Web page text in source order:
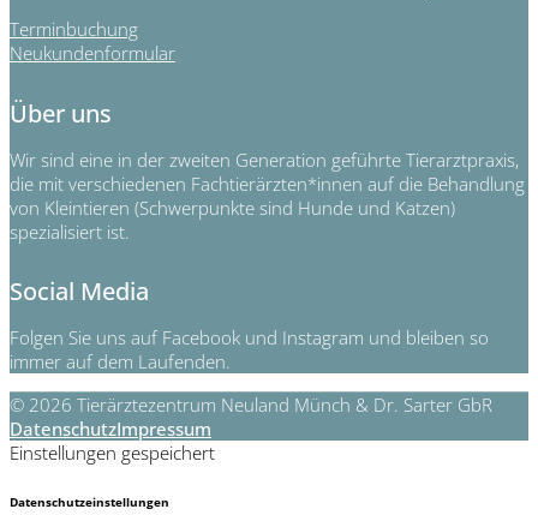
Terminbuchung
Neukundenformular
Über uns
Wir sind eine in der zweiten Generation geführte Tierarztpraxis,
die mit verschiedenen Fachtierärzten*innen auf die Behandlung
von Kleintieren (Schwerpunkte sind Hunde und Katzen)
spezialisiert ist.
Social Media
Folgen Sie uns auf Facebook und Instagram und bleiben so
immer auf dem Laufenden.
© 2026 Tierärztezentrum Neuland Münch & Dr. Sarter GbR
DatenschutzImpressum
Einstellungen gespeichert
Datenschutzeinstellungen